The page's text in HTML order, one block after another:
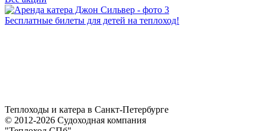
Бесплатные билеты для детей на теплоход!
Теплоходы и катера в Санкт-Петербурге
© 2012-2026 Судоходная компания